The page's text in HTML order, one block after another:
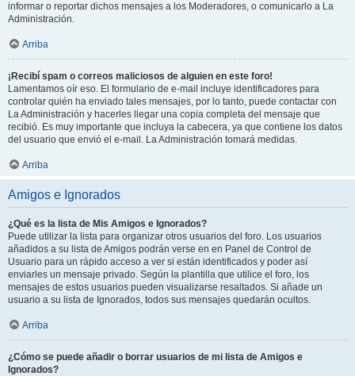
informar o reportar dichos mensajes a los Moderadores, o comunicarlo a La
Administración.
Arriba
¡Recibí spam o correos maliciosos de alguien en este foro!
Lamentamos oír eso. El formulario de e-mail incluye identificadores para
controlar quién ha enviado tales mensajes, por lo tanto, puede contactar con
La Administración y hacerles llegar una copia completa del mensaje que
recibió. Es muy importante que incluya la cabecera, ya que contiene los datos
del usuario que envió el e-mail. La Administración tomará medidas.
Arriba
Amigos e Ignorados
¿Qué es la lista de Mis Amigos e Ignorados?
Puede utilizar la lista para organizar otros usuarios del foro. Los usuarios
añadidos a su lista de Amigos podrán verse en en Panel de Control de
Usuario para un rápido acceso a ver si están identificados y poder así
enviarles un mensaje privado. Según la plantilla que utilice el foro, los
mensajes de estos usuarios pueden visualizarse resaltados. Si añade un
usuario a su lista de Ignorados, todos sus mensajes quedarán ocultos.
Arriba
¿Cómo se puede añadir o borrar usuarios de mi lista de Amigos e
Ignorados?